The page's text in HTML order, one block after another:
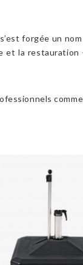
forgée un
et la restauration